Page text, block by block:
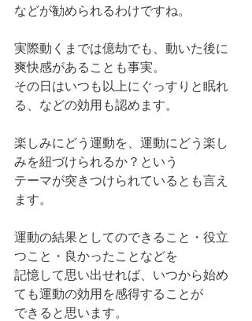
などが勧められるわけですね。
実際動くまでは億劫でも、動いた後に
爽快感があることも事実。
その日はいつも以上にぐっすりと眠れ
る、などの効用も認めます。
楽しみにどう運動を、運動にどう楽し
みを紐づけられるか？という
テーマが突きつけられているとも言え
ます。
運動の結果としてのできること・役立
つこと・良かったことなどを
記憶して思い出せれば、いつから始め
ても運動の効用を感得することが
できると思います。